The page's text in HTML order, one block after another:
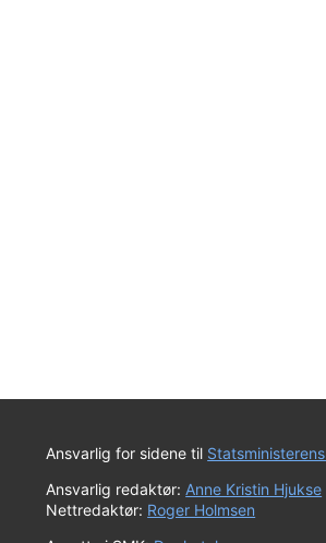
Ansvarlig for sidene til
Ansvarlig redaktør: Anne Kristin Hjukse
Nettredaktør: Roger Holmsen